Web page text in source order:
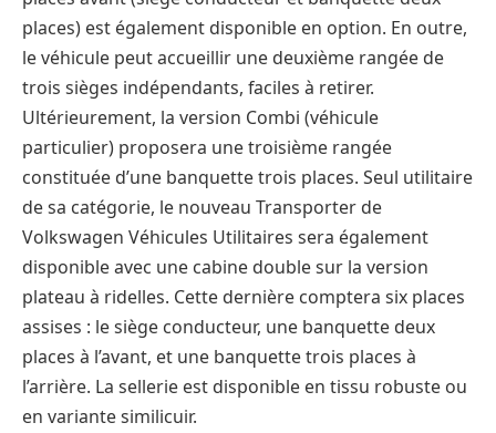
places) est également disponible en option. En outre,
le véhicule peut accueillir une deuxième rangée de
trois sièges indépendants, faciles à retirer.
Ultérieurement, la version Combi (véhicule
particulier) proposera une troisième rangée
constituée d’une banquette trois places. Seul utilitaire
de sa catégorie, le nouveau Transporter de
Volkswagen Véhicules Utilitaires sera également
disponible avec une cabine double sur la version
plateau à ridelles. Cette dernière comptera six places
assises : le siège conducteur, une banquette deux
places à l’avant, et une banquette trois places à
l’arrière. La sellerie est disponible en tissu robuste ou
en variante similicuir.